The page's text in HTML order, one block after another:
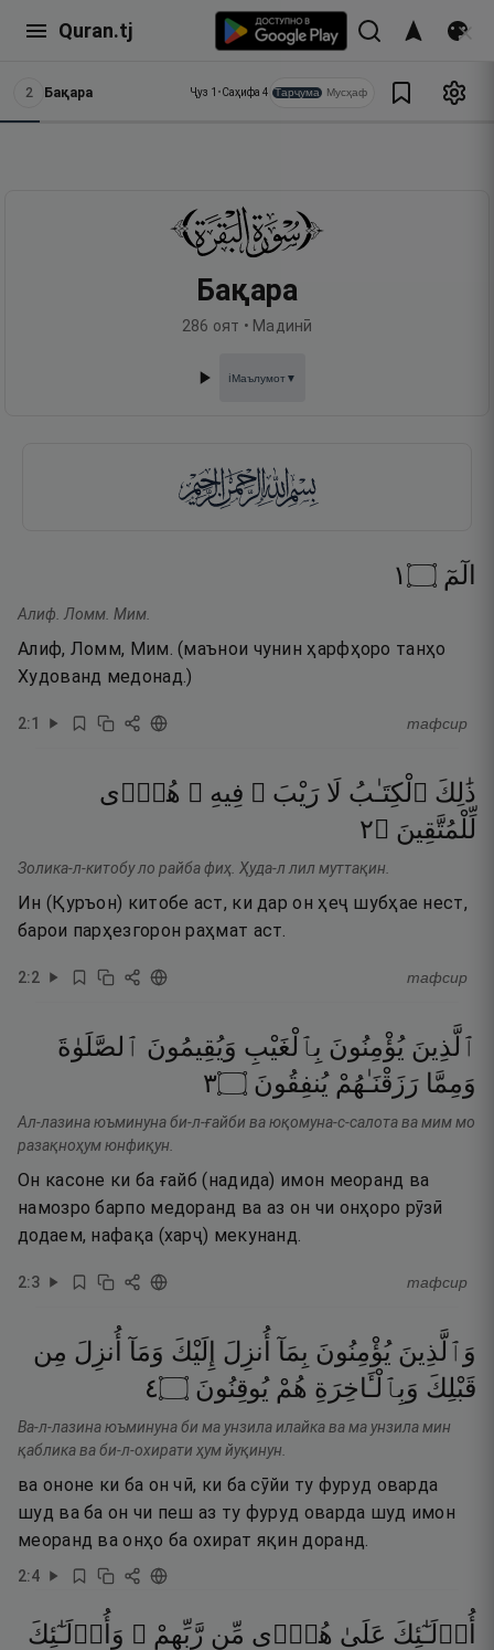
Quran.tj
2 Бақара Ҷуз 1 •Саҳифа 4 Тарҷума Мусҳаф
Бақара
286 оят • Мадинӣ
ℹ️Маълумот▼
الٓمٓ ۝١
Алиф. Ломм. Мим.
Алиф, Ломм, Мим. (маънои чунин ҳарфҳоро танҳо
Худованд медонад.)
2:1 тафсир
ذَٰلِكَ ٱلْكِتَـٰبُ لَا رَيْبَ ۛ فِيهِ ۛ هُدًۭى
لِّلْمُتَّقِينَ ۝٢
Золика-л-китобу ло райба фиҳ. Ҳуда-л лил муттақин.
Ин (Қуръон) китобе аст, ки дар он ҳеҷ шубҳае нест,
барои парҳезгорон раҳмат аст.
2:2 тафсир
ٱلَّذِينَ يُؤْمِنُونَ بِٱلْغَيْبِ وَيُقِيمُونَ ٱلصَّلَوٰةَ
وَمِمَّا رَزَقْنَـٰهُمْ يُنفِقُونَ ۝٣
Ал-лазина юъминуна би-л-ғайби ва юқомуна-с-салота ва мим мо
разақноҳум юнфиқун.
Он касоне ки ба ғайб (надида) имон меоранд ва
намозро барпо медоранд ва аз он чи онҳоро рӯзӣ
додаем, нафақа (харҷ) мекунанд.
2:3 тафсир
وَٱلَّذِينَ يُؤْمِنُونَ بِمَآ أُنزِلَ إِلَيْكَ وَمَآ أُنزِلَ مِن
قَبْلِكَ وَبِٱلْـَٔاخِرَةِ هُمْ يُوقِنُونَ ۝٤
Ва-л-лазина юъминуна би ма унзила илайка ва ма унзила мин
қаблика ва би-л-охирати ҳум йуқинун.
ва ононе ки ба он чӣ, ки ба сӯйи ту фуруд оварда
шуд ва ба он чи пеш аз ту фуруд оварда шуд имон
меоранд ва онҳо ба охират яқин доранд.
2:4
أُو۟لَـٰٓئِكَ عَلَىٰ هُدًۭى مِّن رَّبِّهِمْ ۖ وَأُو۟لَـٰٓئِكَ